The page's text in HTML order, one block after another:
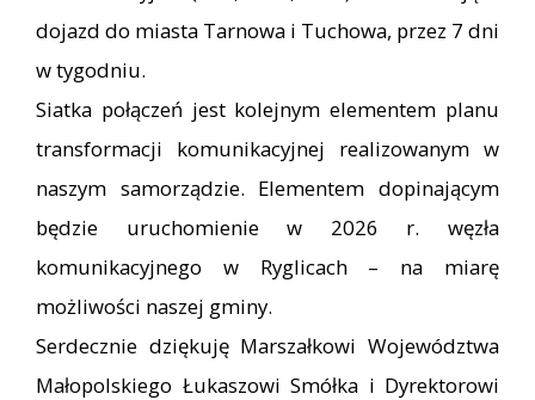
dojazd do miasta Tarnowa i Tuchowa, przez 7 dni
w tygodniu.
Siatka połączeń jest kolejnym elementem planu
transformacji komunikacyjnej realizowanym w
naszym samorządzie. Elementem dopinającym
będzie uruchomienie w 2026 r. węzła
komunikacyjnego w Ryglicach – na miarę
możliwości naszej gminy.
Serdecznie dziękuję Marszałkowi Województwa
Małopolskiego Łukaszowi Smółka i Dyrektorowi